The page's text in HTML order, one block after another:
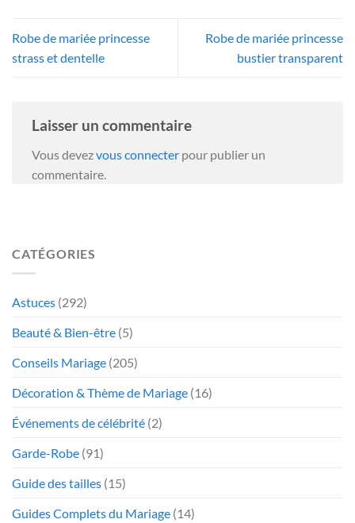
Robe de mariée princesse
strass et dentelle
Robe de mariée princesse
bustier transparent
Laisser un commentaire
Vous devezvous connecter pour publier un
commentaire.
CATÉGORIES
Astuces (292)
Beauté & Bien-être (5)
Conseils Mariage (205)
Décoration & Thème de Mariage (16)
Événements de célébrité (2)
Garde-Robe (91)
Guide des tailles (15)
Guides Complets du Mariage (14)